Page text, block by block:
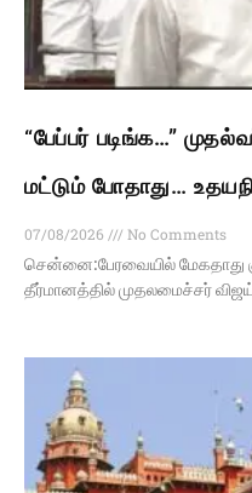
“பேப்பர் படிங்க…”
மட்டும் போதாது…
07/08/2026
No Comments
சென்னை:பேரவையில் மேகதாது
தீர்மானத்தில் முதலமைச்சர் விஜய்